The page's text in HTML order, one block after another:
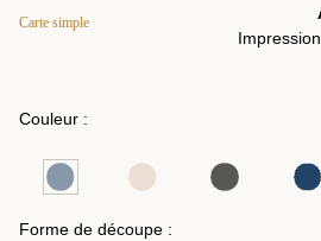
Carte simple
Couleur :
Forme de découpe :